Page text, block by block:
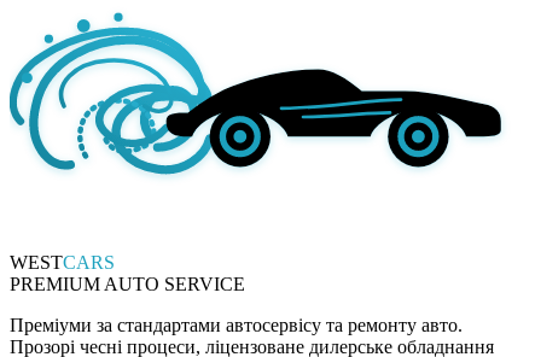
WESTCARS
PREMIUM AUTO SERVICE
Преміуми за стандартами автосервісу та ремонту авто.
Прозорі чесні процеси, ліцензоване дилерське обладнання